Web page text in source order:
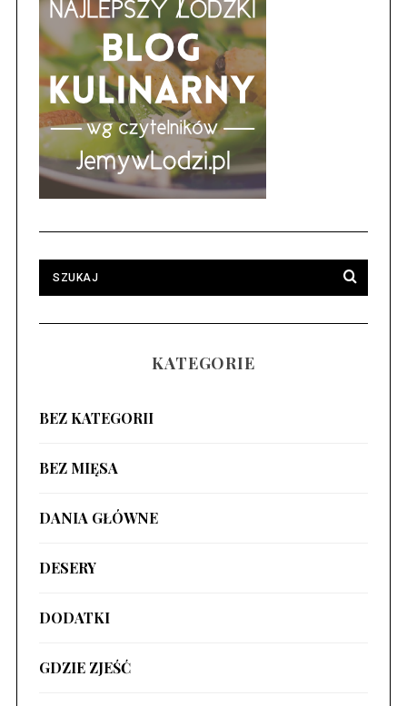
KATEGORIE
BEZ KATEGORII
BEZ MIĘSA
DANIA GŁÓWNE
DESERY
DODATKI
GDZIE ZJEŚĆ